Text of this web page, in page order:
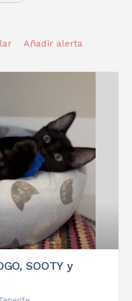
Añadir alerta
SOOTY y